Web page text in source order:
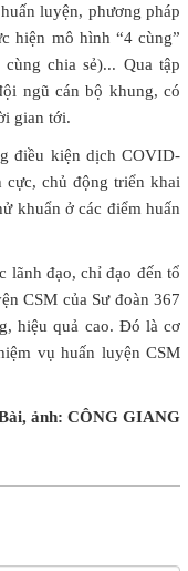
luyện, phương pháp
hiện mô hình “4 cùng”
chia sẻ)... Qua tập
ngũ cán bộ khung, có
gian tới.
điều kiện dịch COVID-
cực, chủ động triển khai
khuẩn ở các điểm huấn
lãnh đạo, chỉ đạo đến tổ
CSM của Sư đoàn 367
hiệu quả cao. Đó là cơ
vụ huấn luyện CSM
ảnh: CÔNG GIANG